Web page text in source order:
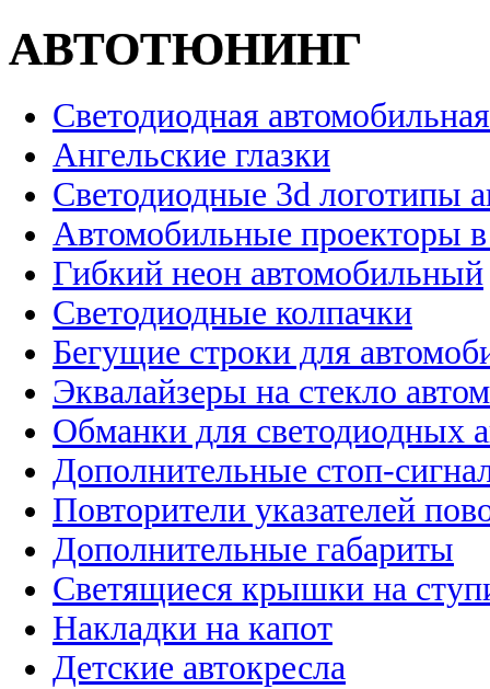
АВТОТЮНИНГ
Светодиодная
Ангельские глазки
Светодиодные 3d логотипы
Автомобильные проекторы
Гибкий неон автомобильный
Светодиодные колпачки
Бегущие строки для
Эквалайзеры на стекло
Обманки для светодиодных
Дополнительные стоп-
Повторители указателей
Дополнительные габариты
Светящиеся крышки на
Накладки на капот
Детские автокресла